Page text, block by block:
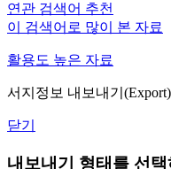
연관 검색어 추천
이 검색어로 많이 본 자료
활용도 높은 자료
서지정보 내보내기(Export)
닫기
내보내기 형태를 선